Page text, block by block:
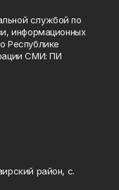
службой по
информационных
Республике
СМИ: ПИ
район, с.